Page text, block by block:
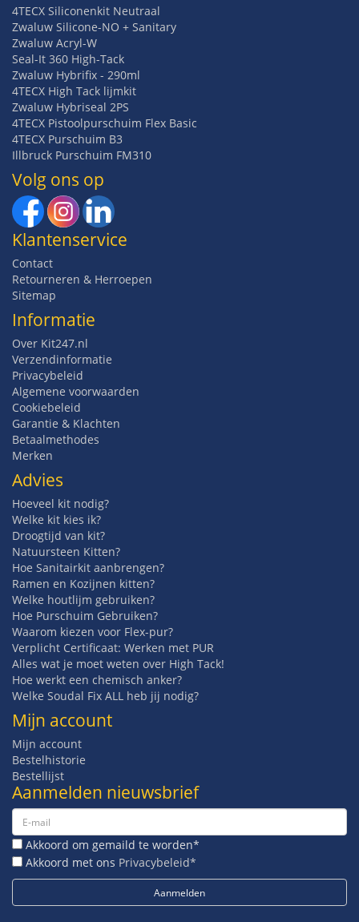
4TECX Siliconenkit Neutraal
Zwaluw Silicone-NO + Sanitary
Zwaluw Acryl-W
Seal-It 360 High-Tack
Zwaluw Hybrifix - 290ml
4TECX High Tack lijmkit
Zwaluw Hybriseal 2PS
4TECX Pistoolpurschuim Flex Basic
4TECX Purschuim B3
Illbruck Purschuim FM310
Volg ons op
Klantenservice
Contact
Retourneren & Herroepen
Sitemap
Informatie
Over Kit247.nl
Verzendinformatie
Privacybeleid
Algemene voorwaarden
Cookiebeleid
Garantie & Klachten
Betaalmethodes
Merken
Advies
Hoeveel kit nodig?
Welke kit kies ik?
Droogtijd van kit?
Natuursteen Kitten?
Hoe Sanitairkit aanbrengen?
Ramen en Kozijnen kitten?
Welke houtlijm gebruiken?
Hoe Purschuim Gebruiken?
Waarom kiezen voor Flex-pur?
Verplicht Certificaat: Werken met PUR
Alles wat je moet weten over High Tack!
Hoe werkt een chemisch anker?
Welke Soudal Fix ALL heb jij nodig?
Mijn account
Mijn account
Bestelhistorie
Bestellijst
Aanmelden nieuwsbrief
Akkoord om gemaild te worden*
Akkoord met ons Privacybeleid*